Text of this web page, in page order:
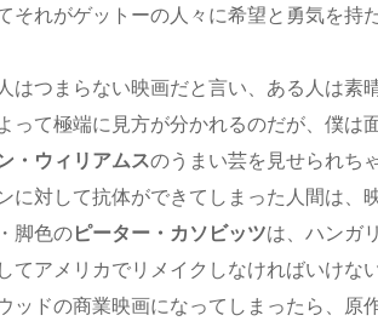
それがゲットーの人々に希望と勇気を持
はつまらない映画だと言い、ある人は素
って極端に見方が分かれるのだが、僕は
・ウィリアムスのうまい芸を見せられち
に対して抗体ができてしまった人間は、
脚色のピーター・カソビッツは、ハンガ
てアメリカでリメイクしなければいけない
ッドの商業映画になってしまったら、原